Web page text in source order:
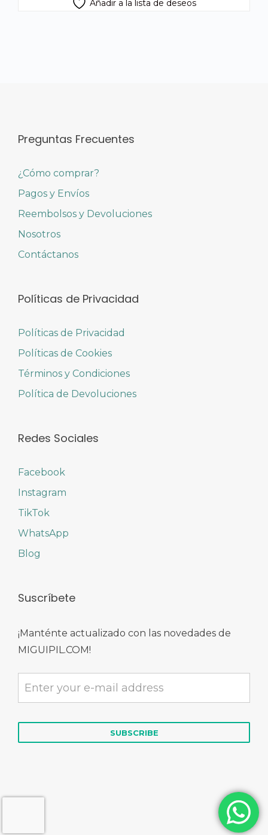
Añadir a la lista de deseos
Preguntas Frecuentes
¿Cómo comprar?
Pagos y Envíos
Reembolsos y Devoluciones
Nosotros
Contáctanos
Políticas de Privacidad
Políticas de Privacidad
Políticas de Cookies
Términos y Condiciones
Política de Devoluciones
Redes Sociales
Facebook
Instagram
TikTok
WhatsApp
Blog
Suscríbete
¡Manténte actualizado con las novedades de
MIGUIPIL.COM!